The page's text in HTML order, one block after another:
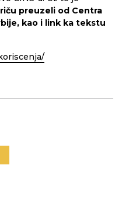
preuzeli od Centra
kao i link ka tekstu